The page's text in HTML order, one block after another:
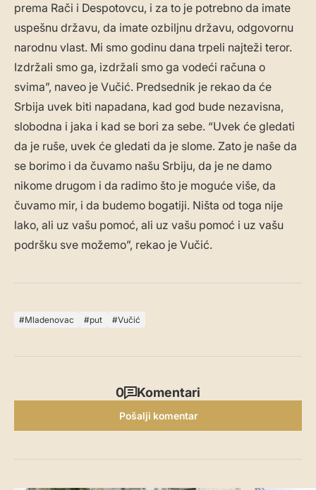
prema Rači i Despotovcu, i za to je potrebno da imate
uspešnu državu, da imate ozbiljnu državu, odgovornu
narodnu vlast. Mi smo godinu dana trpeli najteži teror.
Izdržali smo ga, izdržali smo ga vodeći računa o
svima”, naveo je Vučić. Predsednik je rekao da će
Srbija uvek biti napadana, kad god bude nezavisna,
slobodna i jaka i kad se bori za sebe. “Uvek će gledati
da je ruše, uvek će gledati da je slome. Zato je naše da
se borimo i da čuvamo našu Srbiju, da je ne damo
nikome drugom i da radimo što je moguće više, da
čuvamo mir, i da budemo bogatiji. Ništa od toga nije
lako, ali uz vašu pomoć, ali uz vašu pomoć i uz vašu
podršku sve možemo”, rekao je Vučić.
Mladenovac put Vučić
0 Komentari
Pošalji komentar